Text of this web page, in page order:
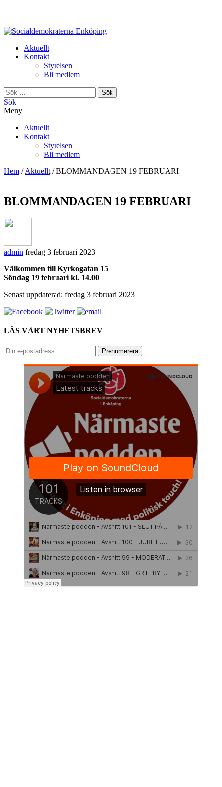
Enköping
Aktuellt
Kontakt
Styrelsen
Bli medlem
Sök
efter:
Sök
Meny
Aktuellt
Kontakt
Styrelsen
Bli medlem
Hem /Aktuellt /BLOMMANDAGEN 19 FEBRUARI
BLOMMANDAGEN 19 FEBRUARI
admin fredag 3 februari 2023
Välkommen till Kyrkogatan 15
Söndag 19 februari kl. 14.00
Senast uppdaterad: fredag 3 februari 2023
LÄS VÅRT NYHETSBREV